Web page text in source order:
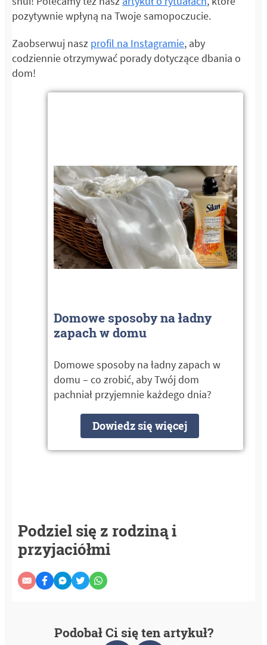
pozytywnie wpłyną na Twoje samopoczucie.
Zaobserwuj nasz profil na Instagramie, aby
codziennie otrzymywać porady dotyczące dbania o
dom!
Domowe sposoby na ładny
zapach w domu
Domowe sposoby na ładny zapach w
domu – co zrobić, aby Twój dom
pachniał przyjemnie każdego dnia?
Dowiedz się więcej
Podziel się z rodziną i
przyjaciółmi
Podobał Ci się ten artykuł?